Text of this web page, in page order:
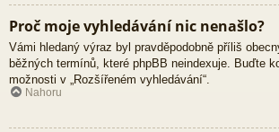
Proč moje vyhledávání nic nenašlo?
Vámi hledaný výraz byl pravděpodobně příliš
běžných termínů, které phpBB neindexuje. Buďte
možnosti v „Rozšířeném vyhledávání“.
Nahoru